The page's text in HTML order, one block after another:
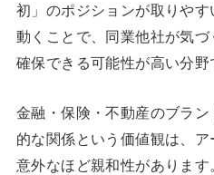
初」のポジションが取りや
動くことで、同業他社が気
確保できる可能性が高い分野
金融・保険・不動産のブラ
的な関係という価値観は、
意外なほど親和性があります